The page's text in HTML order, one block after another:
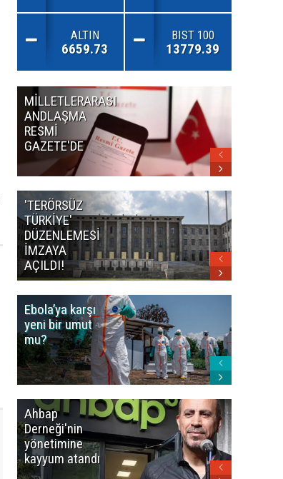
ALTIN
6659.73
BIST 100
13779.39
MİLLETLERARASI
ANDLAŞMA
RESMİ
GAZETE'DE
'TERÖRSÜZ
TÜRKİYE'
DÜZENLEMESİ
İMZAYA
AÇILDI!
Ebola’ya karşı
yeni bir umut
mu?
Ahbap
Derneği'nin
yönetimine
kayyum atandı